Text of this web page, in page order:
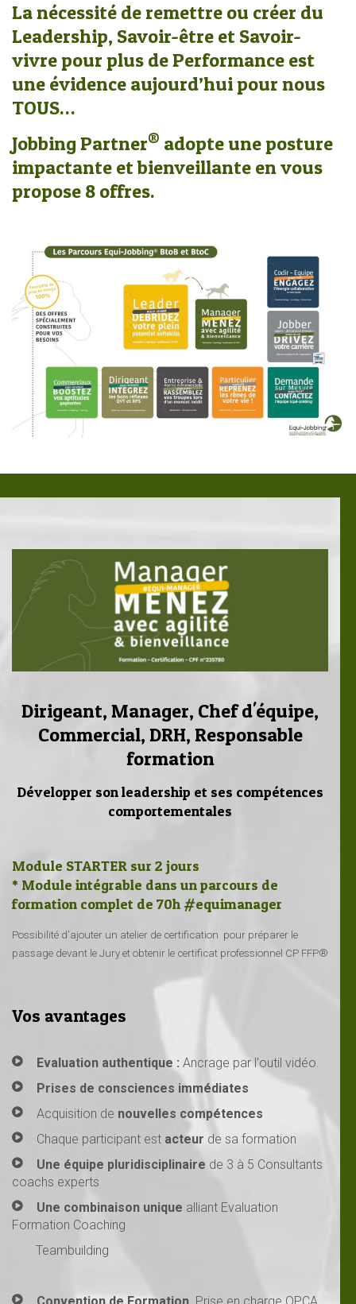
La nécessité de remettre ou créer du
Leadership, Savoir-être et Savoir-
vivre pour plus de Performance est
une évidence aujourd’hui pour nous
TOUS…
Jobbing Partner® adopte une posture
impactante et bienveillante en vous
propose 8 offres.
Dirigeant, Manager, Chef d'équipe,
Commercial, DRH, Responsable
formation
Développer son leadership et ses compétences
comportementales
Module STARTER sur 2 jours
* Module intégrable dans un parcours de
formation complet de 70h #equimanager
Possibilité d'ajouter un atelier de certification pour préparer le
passage devant le Jury et obtenir le certificat professionnel CP FFP®
Vos avantages
Evaluation authentique : Ancrage par l'outil vidéo.
Prises de consciences immédiates
Acquisition de nouvelles compétences
Chaque participant est acteur de sa formation
Une équipe pluridisciplinaire de 3 à 5 Consultants
coachs experts
Une combinaison unique alliant Evaluation
Formation Coaching
Teambuilding